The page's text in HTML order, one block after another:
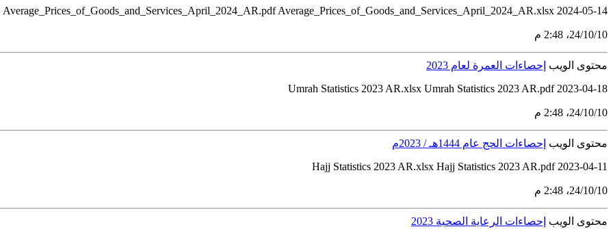
Average_Prices_of_Goods_and_Services_April_2024_AR.pdf Average_Prices_of_Goods_and_Services_April_2024_AR.xlsx 2024-05-14
10‏/10‏/24، 2:48 م
محتوى الويب إحصاءات العمرة لعام 2023
2023-04-18 Umrah Statistics 2023 AR.xlsx Umrah Statistics 2023 AR.pdf
10‏/10‏/24، 2:48 م
محتوى الويب إحصاءات الحج عام 1444هـ / 2023م
2023-04-11 Hajj Statistics 2023 AR.xlsx Hajj Statistics 2023 AR.pdf
10‏/10‏/24، 2:48 م
محتوى الويب إحصاءات الرعاية الصحية 2023